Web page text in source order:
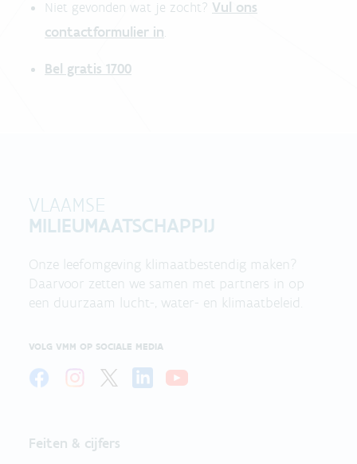
Niet gevonden wat je zocht? Vul ons
contactformulier in.
Bel gratis 1700
VLAAMSE
MILIEUMAATSCHAPPIJ
Onze leefomgeving klimaatbestendig maken?
Daarvoor zetten we samen met partners in op
een duurzaam lucht-, water- en klimaatbeleid.
VOLG VMM OP SOCIALE MEDIA
Feiten & cijfers